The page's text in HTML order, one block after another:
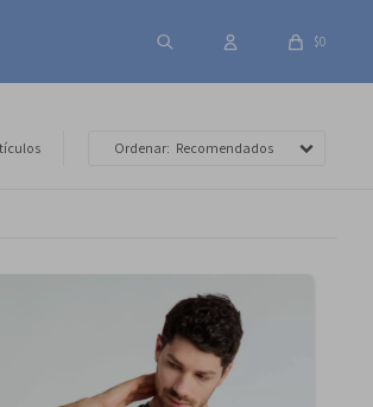
$0
Recomendados